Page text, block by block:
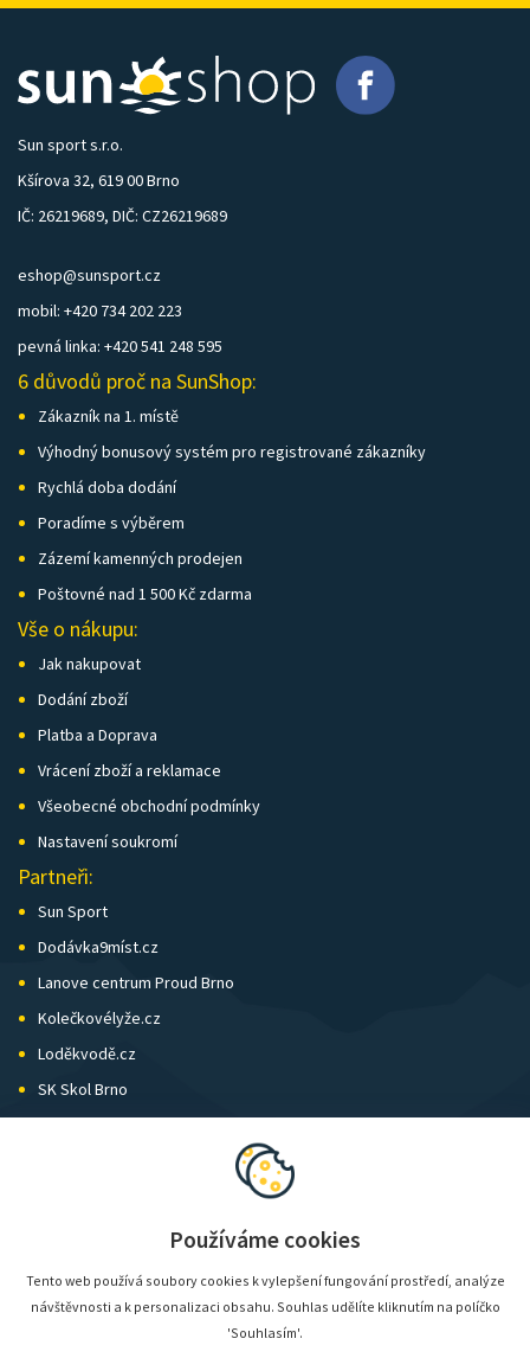
Sun sport s.r.o.
Kšírova 32, 619 00 Brno
IČ: 26219689, DIČ: CZ26219689
eshop@sunsport.cz
mobil: +420 734 202 223
pevná linka: +420 541 248 595
6 důvodů proč na SunShop:
Zákazník na 1. místě
Výhodný bonusový systém pro registrované zákazníky
Rychlá doba dodání
Poradíme s výběrem
Zázemí kamenných prodejen
Poštovné nad 1 500 Kč zdarma
Vše o nákupu:
Jak nakupovat
Dodání zboží
Platba a Doprava
Vrácení zboží a reklamace
Všeobecné obchodní podmínky
Nastavení soukromí
Partneři:
Sun Sport
Dodávka9míst.cz
Lanove centrum Proud Brno
Kolečkovélyže.cz
Loděkvodě.cz
SK Skol Brno
Biatlon Brno
Používáme cookies
Tento web používá soubory cookies k vylepšení fungování prostředí, analýze
návštěvnosti a k personalizaci obsahu. Souhlas udělíte kliknutím na políčko
'Souhlasím'.